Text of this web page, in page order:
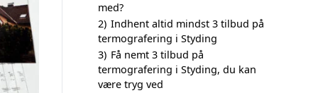
med?
2) Indhent altid mindst 3 tilbud på
termografering i Styding
3) Få nemt 3 tilbud på
termografering i Styding, du kan
være tryg ved